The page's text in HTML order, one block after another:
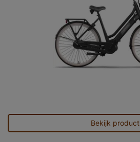
Bekijk product